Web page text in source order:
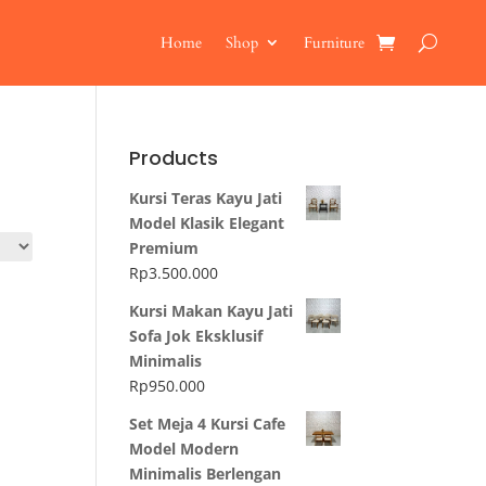
Home Shop Furniture
Products
Kursi Teras Kayu Jati
Model Klasik Elegant
Premium
Rp3.500.000
Kursi Makan Kayu Jati
Sofa Jok Eksklusif
Minimalis
Rp950.000
Set Meja 4 Kursi Cafe
Model Modern
Minimalis Berlengan